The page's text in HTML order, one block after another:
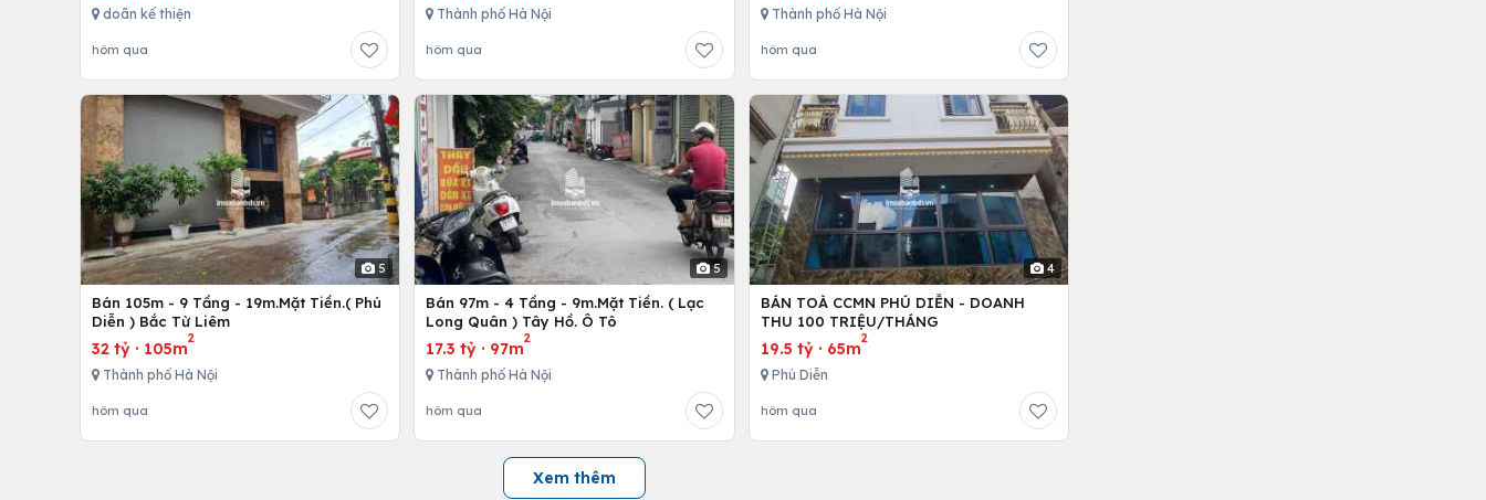
doãn kế thiện
hôm qua
Thành phố Hà Nội
hôm qua
Thành phố Hà Nội
hôm qua
5
Bán 105m - 9 Tầng - 19m.Mặt Tiền.( Phú
Diễn ) Bắc Từ Liêm
32 tỷ · 105m
2
Thành phố Hà Nội
hôm qua
5
Bán 97m - 4 Tầng - 9m.Mặt Tiền. ( Lạc
Long Quân ) Tây Hồ. Ô Tô
17.3 tỷ · 97m
2
Thành phố Hà Nội
hôm qua
4
BÁN TOÀ CCMN PHÚ DIỄN - DOANH
THU 100 TRIỆU/THÁNG
19.5 tỷ· 65m
2
Phú Diễn
hôm qua
Xem thêm